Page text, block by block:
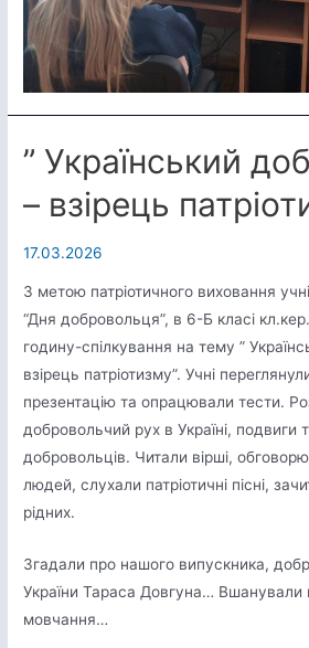
” Український
– взірець
17.03.2026
З метою патріотичного виховання
“Дня добровольця”, в 6-Б класі
годину-спілкування на тему ”
взірець патріотизму”. Учні
презентацію та опрацювали тести.
добровольчий рух в Україні, подвиги
добровольців. Читали вірші,
людей, слухали патріотичні пісні,
рідних.
Згадали про нашого випускника,
України Тараса Довгуна… Вшанували
мовчання…